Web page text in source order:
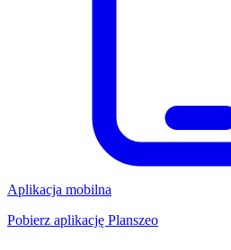
Aplikacja mobilna
Pobierz aplikację Planszeo